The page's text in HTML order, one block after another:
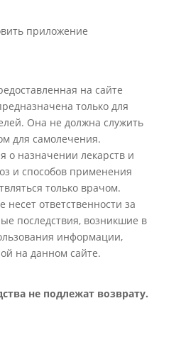
на сайте
только для
Она не должна служить
для самолечения.
о назначении лекарств и
и способов применения
только врачом.
несет ответственности за
последствия, возникшие в
информации,
на данном сайте.
не подлежат возврату.